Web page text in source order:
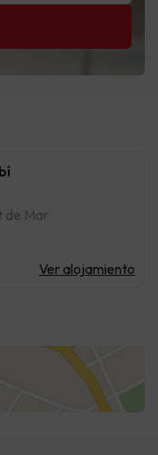
de Mar
Ver alojamiento